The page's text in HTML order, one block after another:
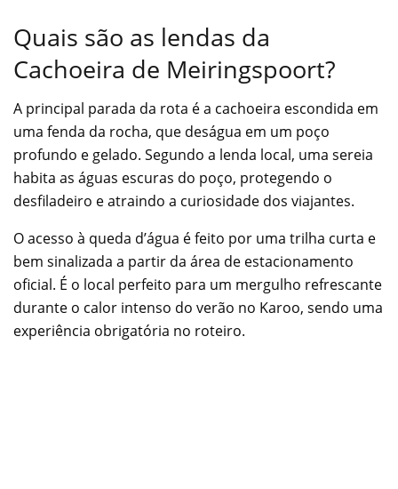
Quais são as lendas da
Cachoeira de Meiringspoort?
A principal parada da rota é a cachoeira escondida em
uma fenda da rocha, que deságua em um poço
profundo e gelado. Segundo a lenda local, uma sereia
habita as águas escuras do poço, protegendo o
desfiladeiro e atraindo a curiosidade dos viajantes.
O acesso à queda d’água é feito por uma trilha curta e
bem sinalizada a partir da área de estacionamento
oficial. É o local perfeito para um mergulho refrescante
durante o calor intenso do verão no Karoo, sendo uma
experiência obrigatória no roteiro.